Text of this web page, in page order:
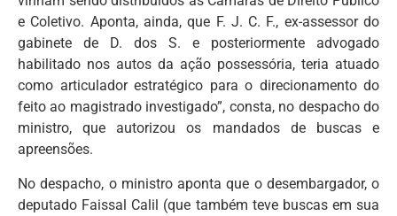
e Coletivo. Aponta, ainda, que F. J. C. F., ex-assessor do
gabinete de D. dos S. e posteriormente advogado
habilitado nos autos da ação possessória, teria atuado
como articulador estratégico para o direcionamento do
feito ao magistrado investigado”, consta, no despacho do
ministro, que autorizou os mandados de buscas e
apreensões.
No despacho, o ministro aponta que o desembargador, o
deputado Faissal Calil (que também teve buscas em sua